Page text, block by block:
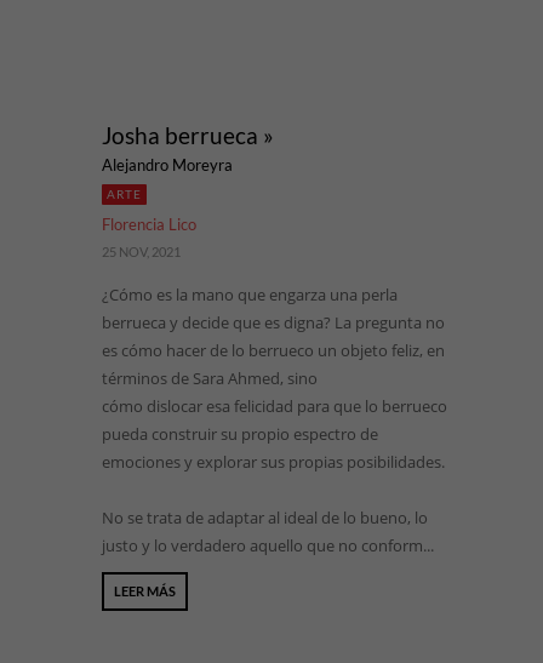
Josha berrueca »
Alejandro Moreyra
ARTE
Florencia Lico
25 NOV, 2021
¿Cómo es la mano que engarza una perla
berrueca y decide que es digna? La pregunta no
es cómo hacer de lo berrueco un objeto feliz, en
términos de Sara Ahmed, sino
cómo dislocar esa felicidad para que lo berrueco
pueda construir su propio espectro de
emociones y explorar sus propias posibilidades.
No se trata de adaptar al ideal de lo bueno, lo
justo y lo verdadero aquello que no conform...
LEER MÁS